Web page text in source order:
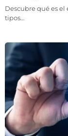
Descubre qué es el
tipos…